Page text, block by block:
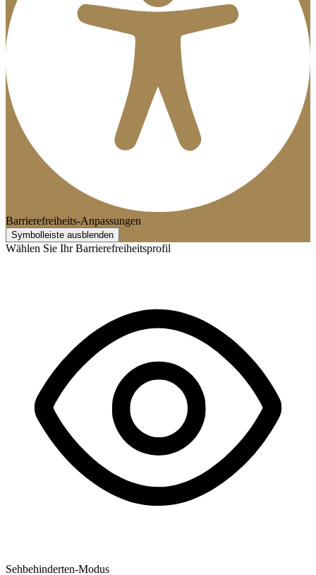
Barrierefreiheits-Anpassungen
Symbolleiste ausblenden
Wählen Sie Ihr Barrierefreiheitsprofil
Sehbehinderten-Modus